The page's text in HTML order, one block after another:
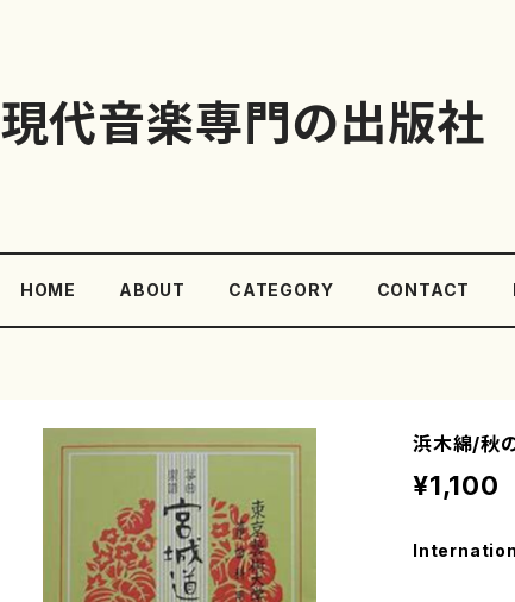
現代音楽専門の出版社
HOME ABOUT CATEGORY CONTACT
浜木綿/秋
¥1,100